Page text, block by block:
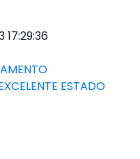
17:29:36
ESTADO